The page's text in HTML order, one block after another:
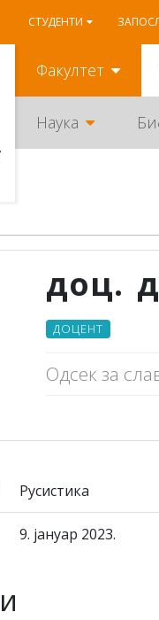
СТУДЕНТИ
Факултет
Наука
доц.
ДОЦЕНТ
Одсек за
Русистика
9. јануар 2023.